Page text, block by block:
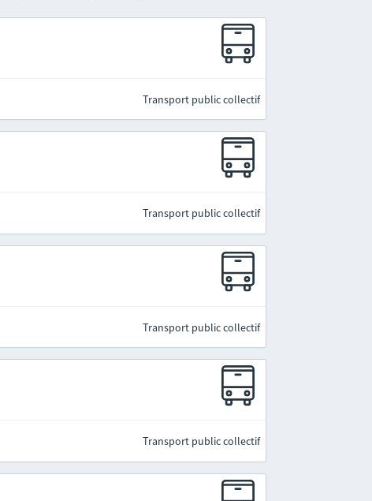
Transport public collectif
Transport public collectif
Transport public collectif
Transport public collectif